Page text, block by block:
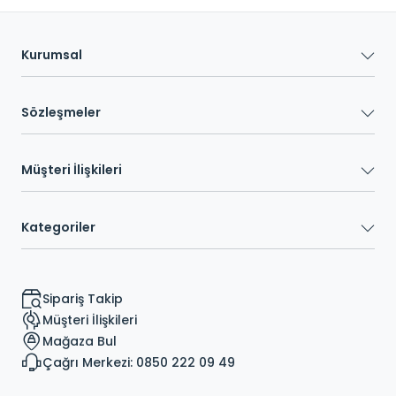
Kurumsal
Sözleşmeler
Müşteri İlişkileri
Kategoriler
Sipariş Takip
Müşteri İlişkileri
Mağaza Bul
Çağrı Merkezi: 0850 222 09 49